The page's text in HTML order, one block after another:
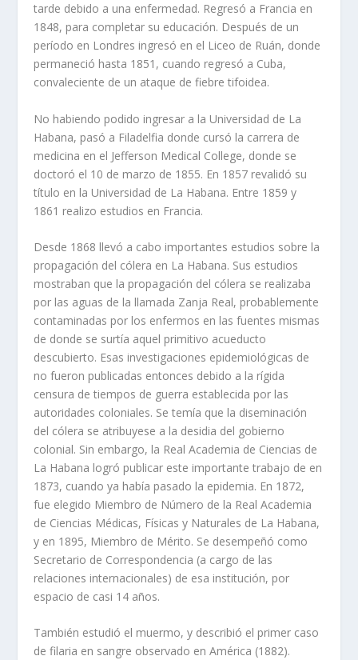
tarde debido a una enfermedad. Regresó a Francia en
1848, para completar su educación. Después de un
período en Londres ingresó en el Liceo de Ruán, donde
permaneció hasta 1851, cuando regresó a Cuba,
convaleciente de un ataque de fiebre tifoidea.
No habiendo podido ingresar a la Universidad de La
Habana, pasó a Filadelfia donde cursó la carrera de
medicina en el Jefferson Medical College, donde se
doctoró el 10 de marzo de 1855. En 1857 revalidó su
título en la Universidad de La Habana. Entre 1859 y
1861 realizo estudios en Francia.
Desde 1868 llevó a cabo importantes estudios sobre la
propagación del cólera en La Habana. Sus estudios
mostraban que la propagación del cólera se realizaba
por las aguas de la llamada Zanja Real, probablemente
contaminadas por los enfermos en las fuentes mismas
de donde se surtía aquel primitivo acueducto
descubierto. Esas investigaciones epidemiológicas de
no fueron publicadas entonces debido a la rígida
censura de tiempos de guerra establecida por las
autoridades coloniales. Se temía que la diseminación
del cólera se atribuyese a la desidia del gobierno
colonial. Sin embargo, la Real Academia de Ciencias de
La Habana logró publicar este importante trabajo de en
1873, cuando ya había pasado la epidemia. En 1872,
fue elegido Miembro de Número de la Real Academia
de Ciencias Médicas, Físicas y Naturales de La Habana,
y en 1895, Miembro de Mérito. Se desempeñó como
Secretario de Correspondencia (a cargo de las
relaciones internacionales) de esa institución, por
espacio de casi 14 años.
También estudió el muermo, y describió el primer caso
de filaria en sangre observado en América (1882).